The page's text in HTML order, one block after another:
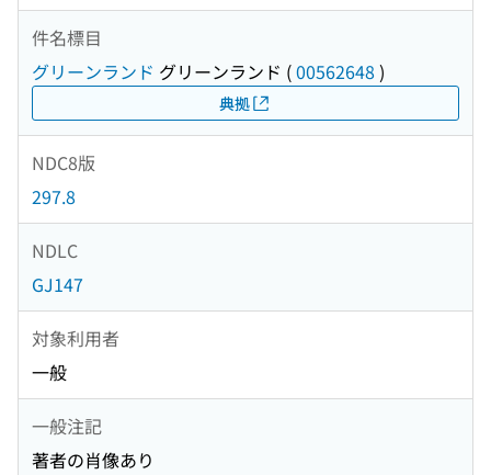
件名標目
グリーンランド グリーンランド (00562648 )
典拠
NDC8版
297.8
NDLC
GJ147
対象利用者
一般
一般注記
著者の肖像あり